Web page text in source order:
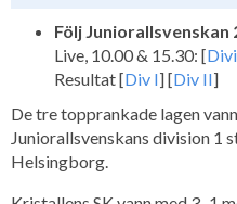
Följ Juniorallsvenskan
Live, 10.00 & 15.30: [
Resultat [Div I] [Div II]
De tre topprankade lagen
Juniorallsvenskans division 1
Helsingborg.